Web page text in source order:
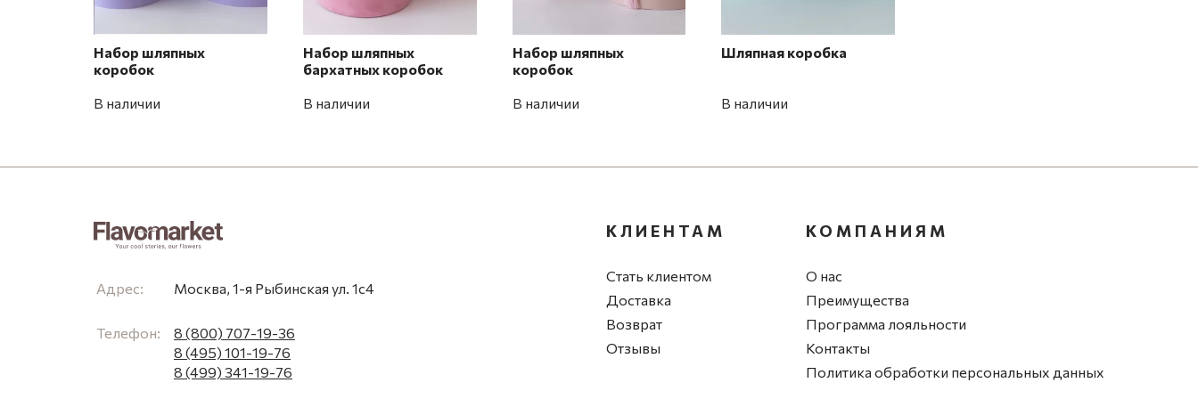
Набор шляпных
коробок
В наличии
Набор шляпных
бархатных коробок
В наличии
Набор шляпных
коробок
В наличии
Шляпная коробка
В наличии
Адрес: Москва, 1-я Рыбинская ул. 1с4
Телефон:
8 (800) 707-19-36
8 (495) 101-19-76
8 (499) 341-19-76
КЛИЕНТАМ
Стать клиентом
Доставка
Возврат
Отзывы
КОМПАНИЯМ
О нас
Преимущества
Программа лояльности
Контакты
Политика обработки персональных данных